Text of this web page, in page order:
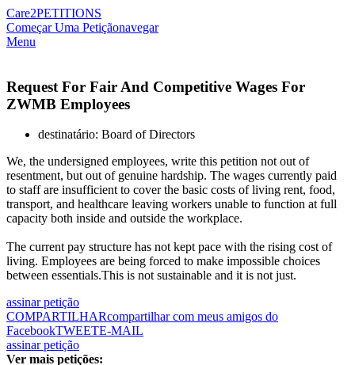
Care2PETITIONS
Começar Uma Petiçãonavegar
Menu
Request For Fair And Competitive Wages For
ZWMB Employees
destinatário: Board of Directors
We, the undersigned employees, write this petition not out of
resentment, but out of genuine hardship. The wages currently paid
to staff are insufficient to cover the basic costs of living rent, food,
transport, and healthcare leaving workers unable to function at full
capacity both inside and outside the workplace.
The current pay structure has not kept pace with the rising cost of
living. Employees are being forced to make impossible choices
between essentials.This is not sustainable and it is not just.
assinar petição
COMPARTILHARcompartilhar com meus amigos do
FacebookTWEETE-MAIL
assinar petição
Ver mais petições: